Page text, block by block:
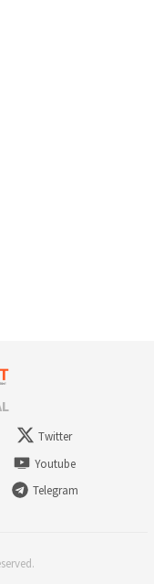
Twitter
Youtube
Telegram